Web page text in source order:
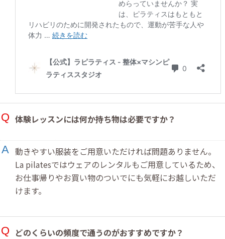
体験レッスンには何か持ち物は必要ですか？
動きやすい服装をご用意いただければ問題ありません。
La pilatesではウェアのレンタルもご用意しているため、
お仕事帰りやお買い物のついでにも気軽にお越しいただ
けます。
どのくらいの頻度で通うのがおすすめですか？